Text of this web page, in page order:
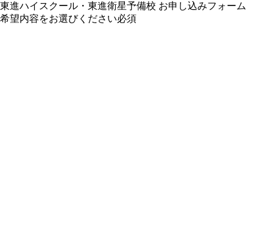
東進ハイスクール・東進衛星予備校 お申し込みフォーム
希望内容をお選びください必須